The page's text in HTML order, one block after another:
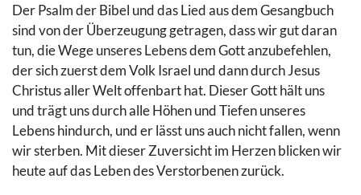
Der Psalm der Bibel und das Lied aus dem Gesangbuch
sind von der Überzeugung getragen, dass wir gut daran
tun, die Wege unseres Lebens dem Gott anzubefehlen,
der sich zuerst dem Volk Israel und dann durch Jesus
Christus aller Welt offenbart hat. Dieser Gott hält uns
und trägt uns durch alle Höhen und Tiefen unseres
Lebens hindurch, und er lässt uns auch nicht fallen, wenn
wir sterben. Mit dieser Zuversicht im Herzen blicken wir
heute auf das Leben des Verstorbenen zurück.